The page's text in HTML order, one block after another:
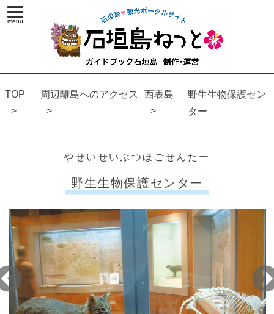
TOP 周辺離島へのアクセス 西表島
野生生物保護セン
ター
やせいせいぶつほごせんたー
野生生物保護センター